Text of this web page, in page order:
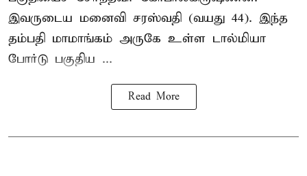
இவருடைய மனைவி சரஸ்வதி (வயது 44). இந்த
தம்பதி மாமாங்கம் அருகே உள்ள டால்மியா
போர்டு பகுதிய ...
Read More